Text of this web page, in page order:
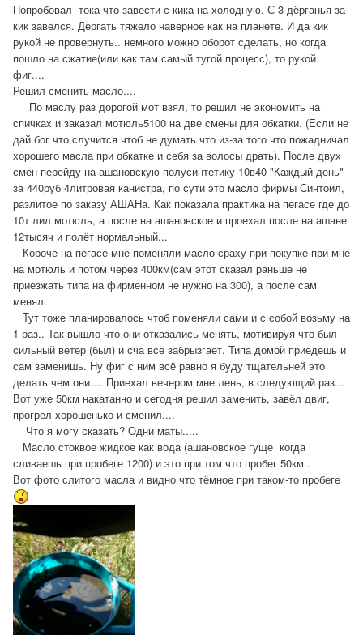
Попробовал тока что завести с кика на холодную. С 3 дёрганья за
кик завёлся. Дёргать тяжело наверное как на планете. И да кик
рукой не провернуть.. немного можно оборот сделать, но когда
пошло на сжатие(или как там самый тугой процесс), то рукой
фиг....
Решил сменить масло....
По маслу раз дорогой мот взял, то решил не экономить на
спичках и заказал мотюль5100 на две смены для обкатки. (Если не
дай бог что случится чтоб не думать что из-за того что пожадничал
хорошего масла при обкатке и себя за волосы драть). После двух
смен перейду на ашановскую полусинтетику 10в40 "Каждый день"
за 440руб 4литровая канистра, по сути это масло фирмы Синтоил,
разлитое по заказу АШАНа. Как показала практика на пегасе где до
10т лил мотюль, а после на ашановское и проехал после на ашане
12тысяч и полёт нормальный...
Короче на пегасе мне поменяли масло сраху при покупке при мне
на мотюль и потом через 400км(сам этот сказал раньше не
приезжать типа на фирменном не нужно на 300), а после сам
менял.
Тут тоже планировалось чтоб поменяли сами и с собой возьму на
1 раз.. Так вышло что они отказались менять, мотивируя что был
сильный ветер (был) и сча всё забрызгает. Типа домой приедешь и
сам заменишь. Ну фиг с ним всё равно я буду тщательней это
делать чем они.... Приехал вечером мне лень, в следующий раз...
Вот уже 50км накатанно и сегодня решил заменить, завёл двиг,
прогрел хорошенько и сменил....
Что я могу сказать? Одни маты.....
Масло стоквое жидкое как вода (ашановское гуще когда
сливаешь при пробеге 1200) и это при том что пробег 50км..
Вот фото слитого масла и видно что тёмное при таком-то пробеге